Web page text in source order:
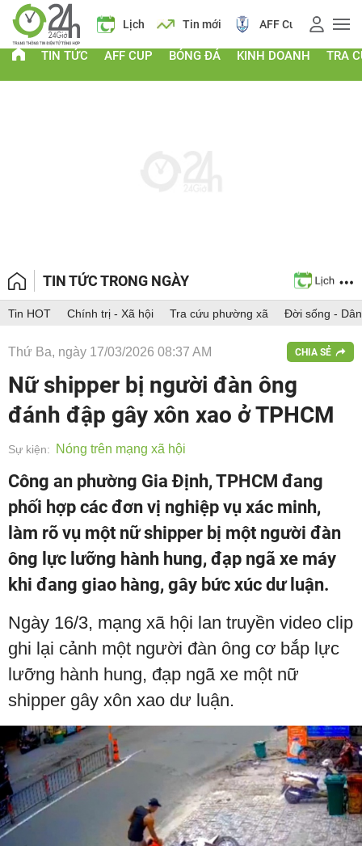
Lịch Tin mới AFF Cup Giá vàng
TIN TỨC AFF CUP BÓNG ĐÁ KINH DOANH TRA
TIN TỨC TRONG NGÀY
Tin HOT Chính trị - Xã hội Tra cứu phường xã Đời sống -
Thứ Ba, ngày 17/03/2026 08:37 AM CHIA SẺ
Nữ shipper bị người đàn ông
đánh đập gây xôn xao ở TPHCM
Sự kiện: Nóng trên mạng xã hội
Công an phường Gia Định, TPHCM đang
phối hợp các đơn vị nghiệp vụ xác minh,
làm rõ vụ một nữ shipper bị một người đàn
ông lực lưỡng hành hung, đạp ngã xe máy
khi đang giao hàng, gây bức xúc dư luận.
Ngày 16/3, mạng xã hội lan truyền video clip
ghi lại cảnh một người đàn ông cơ bắp lực
lưỡng hành hung, đạp ngã xe một nữ
shipper gây xôn xao dư luận.